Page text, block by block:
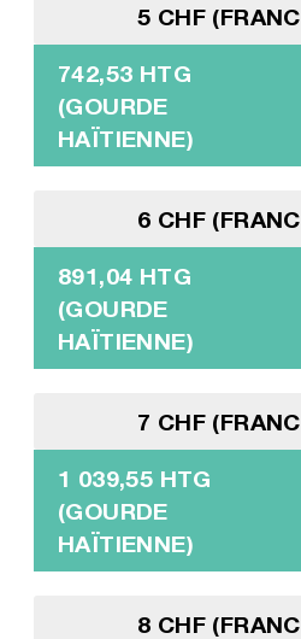
5 CHF
742,53 HTG
(GOURDE
HAÏTIENNE)
6 CHF
891,04 HTG
(GOURDE
HAÏTIENNE)
7 CHF
1 039,55 HTG
(GOURDE
HAÏTIENNE)
8 CHF